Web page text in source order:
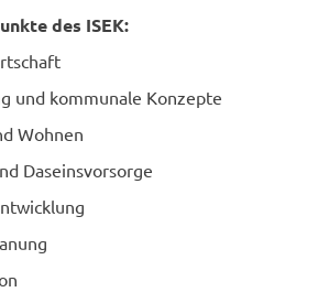
des ISEK:
und kommunale Konzepte
Wohnen
Daseinsvorsorge